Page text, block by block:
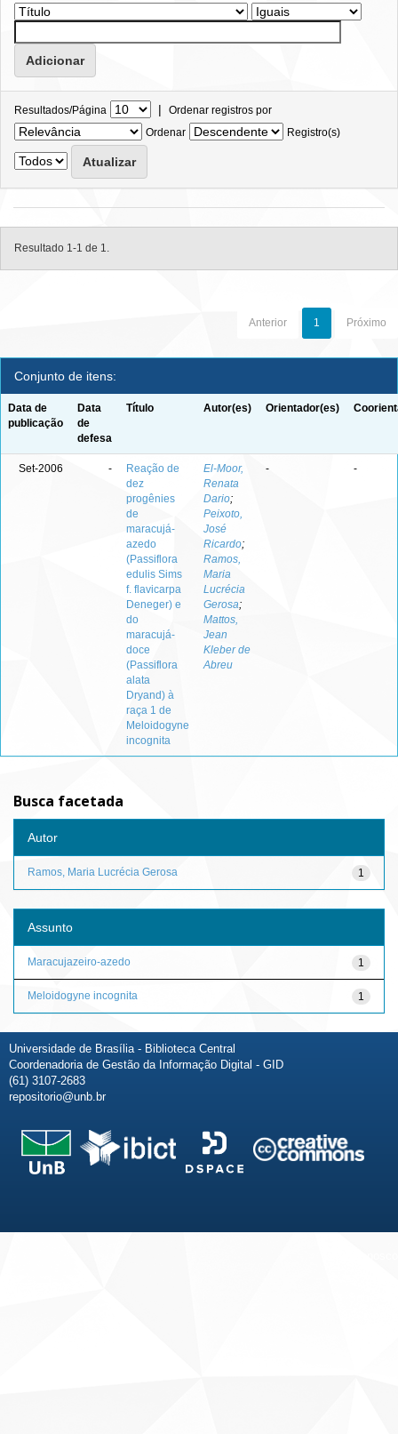
Resultados/Página | Ordenar registros por
Ordenar
Registro(s)
Resultado 1-1 de 1.
Anterior 1 Próximo
Conjunto de itens:
Data de
publicação
Data
de
defesa
Título Autor(es) Orientador(es)
Set-2006 -
Reação de
dez
progênies
de
maracujá-
azedo
(Passiflora
edulis Sims
f. flavicarpa
Deneger) e
do
maracujá-
doce
(Passiflora
alata
Dryand) à
raça 1 de
Meloidogyne
incognita
El-Moor,
Renata
Dario;
Peixoto,
José
Ricardo;
Ramos,
Maria
Lucrécia
Gerosa;
Mattos,
Jean
Kleber de
Abreu
- -
Busca facetada
Autor
1
Ramos, Maria Lucrécia Gerosa
Assunto
1
Maracujazeiro-azedo
1
Meloidogyne incognita
Universidade de Brasília - Biblioteca Central
Coordenadoria de Gestão da Informação Digital - GID
(61) 3107-2683
repositorio@unb.br